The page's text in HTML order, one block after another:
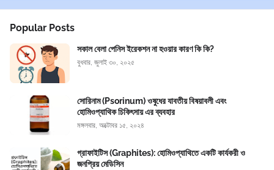
Popular Posts
সকাল বেলা পেনিস ইরেকশন না হওয়ার কারণ কি কি?
বুধবার, জুলাই ৩০, ২০২৫
সোরিনাম (Psorinum) ওষুধের যাবতীয় বিষয়াবলী এবং
হোমিওপ্যাথিক চিকিৎসায় এর ব্যবহার
মঙ্গলবার, অক্টোবর ১৫, ২০২৪
গ্রাফাইটিস (Graphites): হোমিওপ্যাথিতে একটি কার্যকরী ও
জনপ্রিয় মেডিসিন